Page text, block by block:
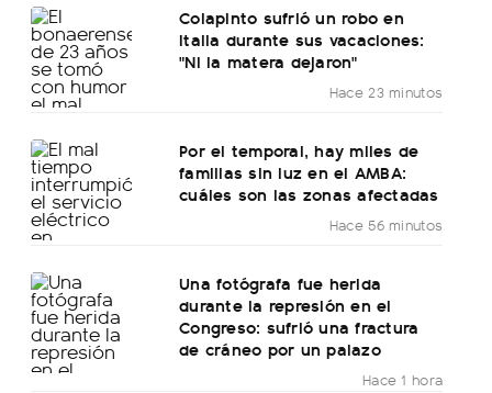
Colapinto sufrió un robo en
Italia durante sus vacaciones:
"Ni la matera dejaron"
Hace 23 minutos
Por el temporal, hay miles de
familias sin luz en el AMBA:
cuáles son las zonas afectadas
Hace 56 minutos
Una fotógrafa fue herida
durante la represión en el
Congreso: sufrió una fractura
de cráneo por un palazo
Hace 1 hora